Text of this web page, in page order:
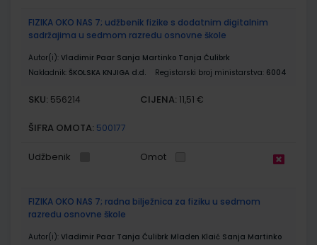
FIZIKA OKO NAS 7; udžbenik fizike s dodatnim digitalnim
sadržajima u sedmom razredu osnovne škole
Autor(i): Vladimir Paar Sanja Martinko Tanja Ćulibrk
Nakladnik: ŠKOLSKA KNJIGA d.d. Registarski broj ministarstva: 6004
SKU: 556214 CIJENA: 11,51 €
ŠIFRA OMOTA: 500177
Udžbenik Omot
FIZIKA OKO NAS 7; radna bilježnica za fiziku u sedmom
razredu osnovne škole
Autor(i): Vladimir Paar Tanja Ćulibrk Mladen Klaić Sanja Martinko